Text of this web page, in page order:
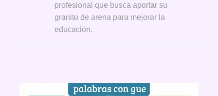
profesional que busca aportar su
granito de arena para mejorar la
educación.